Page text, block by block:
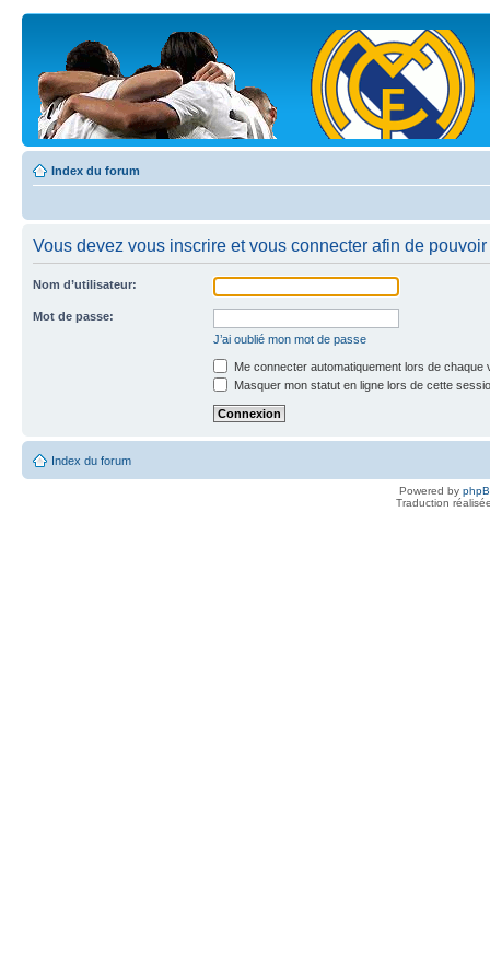
Index du forum
Vous devez vous inscrire et vous connecter afin de
Nom d’utilisateur:
Mot de passe:
J’ai oublié mon mot de passe
Me connecter automatiquement lors de chaque
Masquer mon statut en ligne lors de cette
Index du forum
Powered by
Traduction